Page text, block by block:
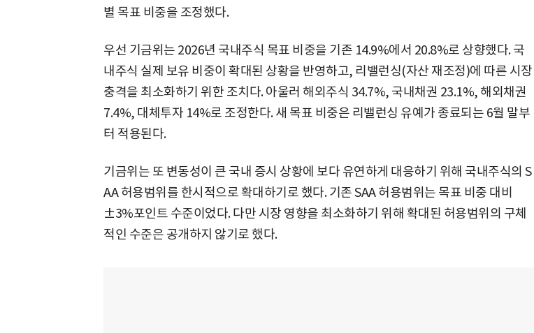
별 목표 비중을 조정했다.
우선 기금위는 2026년 국내주식 목표 비중을 기존 14.9%에서 20.8%로 상향했다. 국
내주식 실제 보유 비중이 확대된 상황을 반영하고, 리밸런싱(자산 재조정)에 따른 시장
충격을 최소화하기 위한 조치다. 아울러 해외주식 34.7%, 국내채권 23.1%, 해외채권
7.4%, 대체투자 14%로 조정한다. 새 목표 비중은 리밸런싱 유예가 종료되는 6월 말부
터 적용된다.
기금위는 또 변동성이 큰 국내 증시 상황에 보다 유연하게 대응하기 위해 국내주식의 S
AA 허용범위를 한시적으로 확대하기로 했다. 기존 SAA 허용범위는 목표 비중 대비
±3%포인트 수준이었다. 다만 시장 영향을 최소화하기 위해 확대된 허용범위의 구체
적인 수준은 공개하지 않기로 했다.